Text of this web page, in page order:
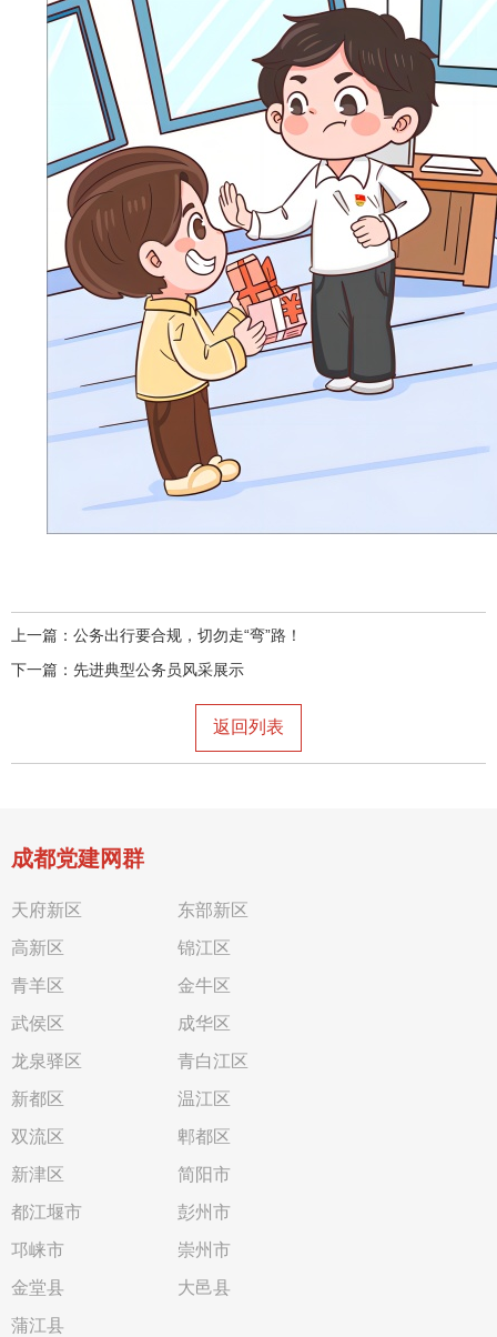
上一篇： 公务出行要合规，切勿走“弯”路！
下一篇： 先进典型公务员风采展示
返回列表
成都党建网群
天府新区
东部新区
高新区
锦江区
青羊区
金牛区
武侯区
成华区
龙泉驿区
青白江区
新都区
温江区
双流区
郫都区
新津区
简阳市
都江堰市
彭州市
邛崃市
崇州市
金堂县
大邑县
蒲江县